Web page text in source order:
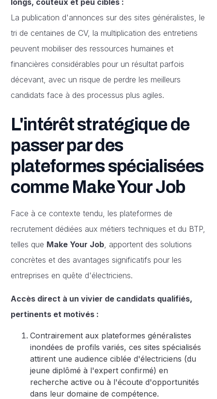
La publication d'annonces sur des sites généralistes, le
tri de centaines de CV, la multiplication des entretiens
peuvent mobiliser des ressources humaines et
financières considérables pour un résultat parfois
décevant, avec un risque de perdre les meilleurs
candidats face à des processus plus agiles.
L'intérêt stratégique de
passer par des
plateformes spécialisées
comme Make Your Job
Face à ce contexte tendu, les plateformes de
recrutement dédiées aux métiers techniques et du BTP,
telles que Make Your Job , apportent des solutions
concrètes et des avantages significatifs pour les
entreprises en quête d'électriciens.
Accès direct à un vivier de candidats qualifiés,
pertinents et motivés :
Contrairement aux plateformes généralistes
inondées de profils variés, ces sites spécialisés
attirent une audience ciblée d'électriciens (du
jeune diplômé à l'expert confirmé) en
recherche active ou à l'écoute d'opportunités
dans leur domaine de compétence.